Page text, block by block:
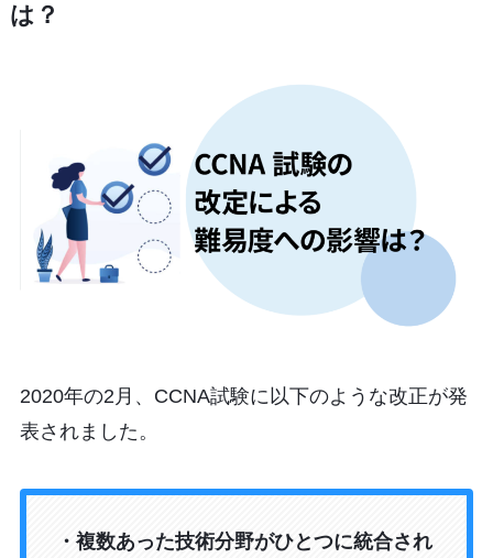
は？
2020年の2月、CCNA試験に以下のような改正が発
表されました。
・複数あった技術分野がひとつに統合され